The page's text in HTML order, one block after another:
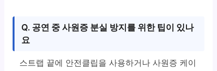
Q. 공연 중 사원증 분실 방지를 위한 팁이 있나
요
스트랩 끝에 안전클립을 사용하거나 사원증 케이